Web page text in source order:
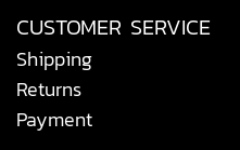
CUSTOMER SERVICE
Shipping
Returns
Payment